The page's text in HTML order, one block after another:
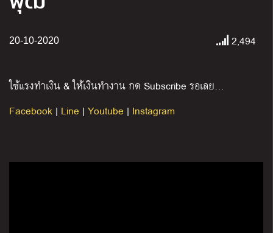
20-10-2020 2,494
ใช้แรงทำเงิน & ให้เงินทำงาน กด Subscribe รอเลย…
Facebook | Line | Youtube | Instagram